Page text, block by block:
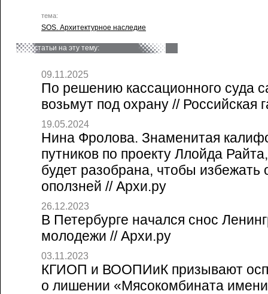
тема:
SOS. Архитектурное наследие
статьи на эту тему:
09.11.2025
По решению кассационного суда
возьмут под охрану // Российская
19.05.2024
Нина Фролова. Знаменитая
путников по проекту Ллойда
будет разобрана, чтобы избежать
оползней // Архи.ру
26.12.2023
В Петербурге начался снос
молодежи // Архи.ру
03.11.2023
КГИОП и ВООПИиК призывают
о лишении «Мясокомбината